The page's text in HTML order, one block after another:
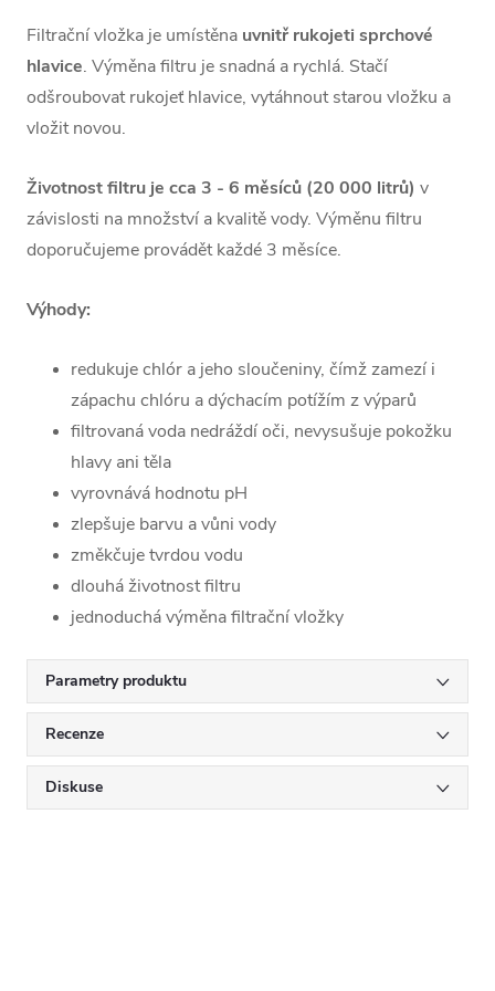
Filtrační vložka je umístěna uvnitř rukojeti sprchové
hlavice. Výměna filtru je snadná a rychlá. Stačí
odšroubovat rukojeť hlavice, vytáhnout starou vložku a
vložit novou.
Životnost filtru je cca 3 - 6 měsíců (20 000 litrů) v
závislosti na množství a kvalitě vody. Výměnu filtru
doporučujeme provádět každé 3 měsíce.
Výhody:
redukuje chlór a jeho sloučeniny, čímž zamezí i
zápachu chlóru a dýchacím potížím z výparů
filtrovaná voda nedráždí oči, nevysušuje pokožku
hlavy ani těla
vyrovnává hodnotu pH
zlepšuje barvu a vůni vody
změkčuje tvrdou vodu
dlouhá životnost filtru
jednoduchá výměna filtrační vložky
Parametry produktu
Recenze
Diskuse